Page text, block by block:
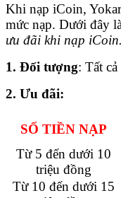
Khi nạp iCoin,
mức nạp. Dưới đây
ưu đãi khi nạp iCoin.
1. Đối tượng: Tất
2. Ưu đãi:
SỐ TIỀN NẠP
Từ 5 đến dưới 10
triệu đồng
Từ 10 đến dưới 15